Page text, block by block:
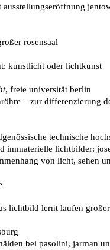
rosensaal
kunstlicht oder lichtkunst
, freie universität berlin
– zur differenzierung
technische
immaterielle lichtbilder:
von licht, sehen
lichtbild lernt laufen
bei pasolini, jarman